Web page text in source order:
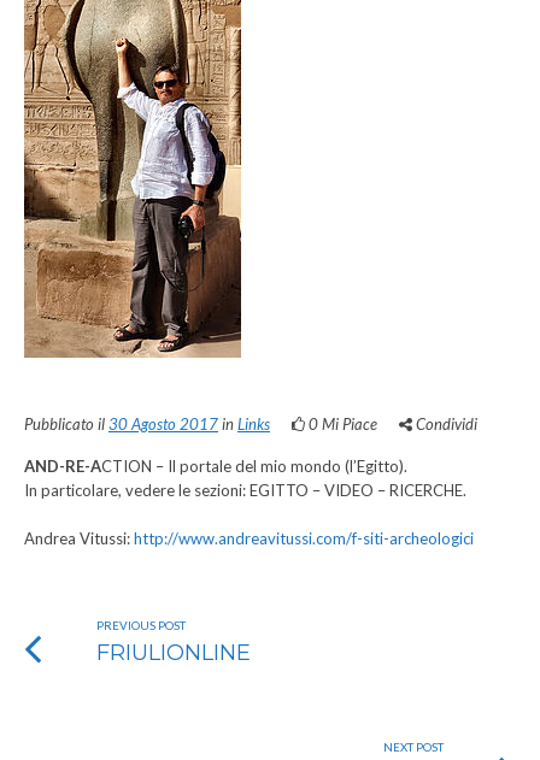
Pubblicato il30 Agosto 2017inLinks 0Mi Piace Condividi
AND-RE-ACTION – Il portale del mio mondo (l’Egitto).
In particolare, vedere le sezioni: EGITTO – VIDEO – RICERCHE.
Andrea Vitussi:http://www.andreavitussi.com/f-siti-archeologici
PREVIOUS POST
FRIULIONLINE
NEXT POST